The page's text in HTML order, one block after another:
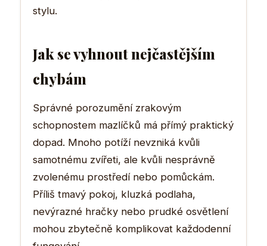
stylu.
Jak se vyhnout nejčastějším
chybám
Správné porozumění zrakovým
schopnostem mazlíčků má přímý praktický
dopad. Mnoho potíží nevzniká kvůli
samotnému zvířeti, ale kvůli nesprávně
zvolenému prostředí nebo pomůckám.
Příliš tmavý pokoj, kluzká podlaha,
nevýrazné hračky nebo prudké osvětlení
mohou zbytečně komplikovat každodenní